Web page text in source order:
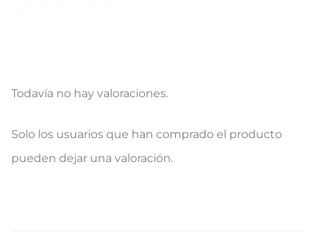
V
a
Todavía no hay valoraciones.
Solo los usuarios que han comprado el producto
pueden dejar una valoración.